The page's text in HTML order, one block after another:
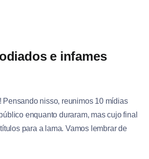
e infames
Pensando nisso, reunimos 10 mídias
enquanto duraram, mas cujo final
para a lama. Vamos lembrar de